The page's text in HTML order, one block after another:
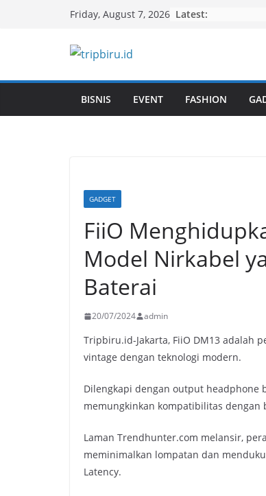
Friday, August 7, 2026 Latest:
BISNIS EVENT FASHION
GADGET
FiiO
Model Nirkabel
Baterai
20/07/2024 admin
Tripbiru.id-Jakarta, FiiO DM13 adalah
vintage dengan teknologi modern.
Dilengkapi dengan output headphone
memungkinkan kompatibilitas dengan
Laman Trendhunter.com melansir,
meminimalkan lompatan dan
Latency.